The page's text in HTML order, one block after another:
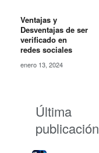
Ventajas y
Desventajas de ser
verificado en
redes sociales
enero 13, 2024
Última
publicación